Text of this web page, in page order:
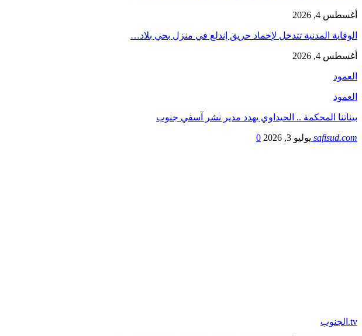
أغسطس 4, 2026
الوقاية المدنية تتدخل لإخماد حريق إندلع في منزل بحي بلاد…
أغسطس 4, 2026
العمود
العمود
بيناتنا المحكمة .. الحيداوي يهدد مدير نشر آسفي جنوب
safisud.com يوليو 3, 2026 0
tv.الجنوب